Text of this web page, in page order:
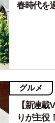
春時代を
グルメ
【新連載
りが主役